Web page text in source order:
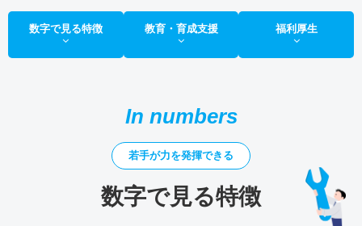
数字で見る特徴 教育・育成支援 福利厚生
In numbers
若手が力を発揮できる
数字で見る特徴